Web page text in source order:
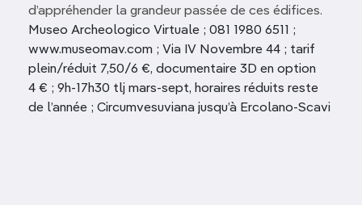
d’appréhender la grandeur passée de ces édifices.
Museo Archeologico Virtuale ; 081 1980 6511 ;
www.museomav.com ; Via IV Novembre 44 ; tarif
plein/réduit 7,50/6 €, documentaire 3D en option
4 € ; 9h-17h30 tlj mars-sept, horaires réduits reste
de l’année ; Circumvesuviana jusqu’à Ercolano-Scavi